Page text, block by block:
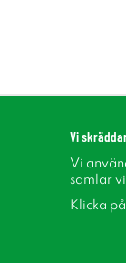
Vi
Vi
samlar
Klicka